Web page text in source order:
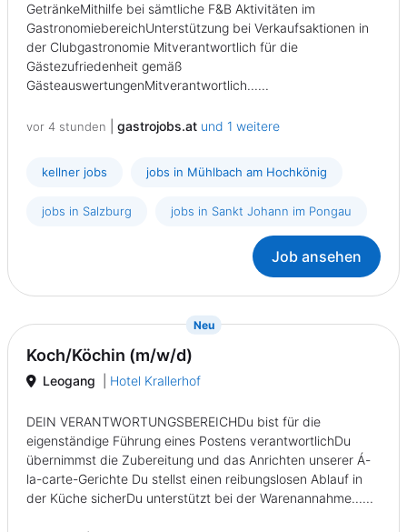
GetränkeMithilfe bei sämtliche F&B Aktivitäten im
GastronomiebereichUnterstützung bei Verkaufsaktionen in
der Clubgastronomie Mitverantwortlich für die
Gästezufriedenheit gemäß
GästeauswertungenMitverantwortlich......
vor 4 stunden gastrojobs.at und 1 weitere
kellner jobs jobs in Mühlbach am Hochkönig
jobs in Salzburg jobs in Sankt Johann im Pongau
Job ansehen
Neu{prompt.job}
Koch/Köchin (m/w/d)
Leogang Hotel Krallerhof
DEIN VERANTWORTUNGSBEREICHDu bist für die
eigenständige Führung eines Postens verantwortlichDu
übernimmst die Zubereitung und das Anrichten unserer Á-
la-carte-Gerichte Du stellst einen reibungslosen Ablauf in
der Küche sicherDu unterstützt bei der Warenannahme......